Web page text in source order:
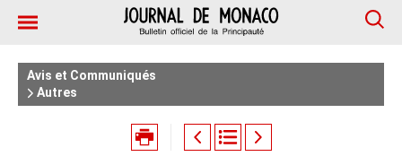
Avis et Communiqués
Autres